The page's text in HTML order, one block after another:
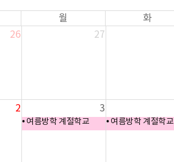
월 화
26
27
2 3
여름방학 계절학교 여름방학 계절학교